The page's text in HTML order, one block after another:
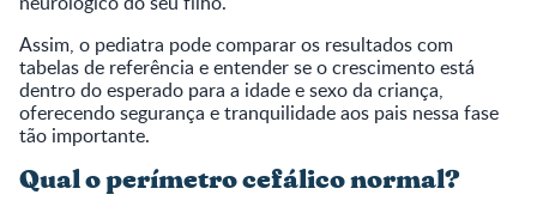
Assim, o pediatra pode comparar os resultados com
tabelas de referência e entender se o crescimento está
dentro do esperado para a idade e sexo da criança,
oferecendo segurança e tranquilidade aos pais nessa fase
tão importante.
Qual o perímetro cefálico normal?